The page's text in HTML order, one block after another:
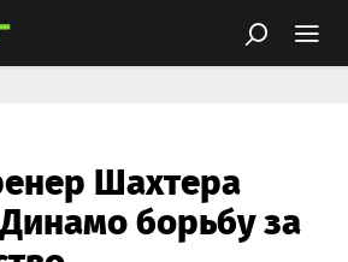
Шахтера
борьбу за